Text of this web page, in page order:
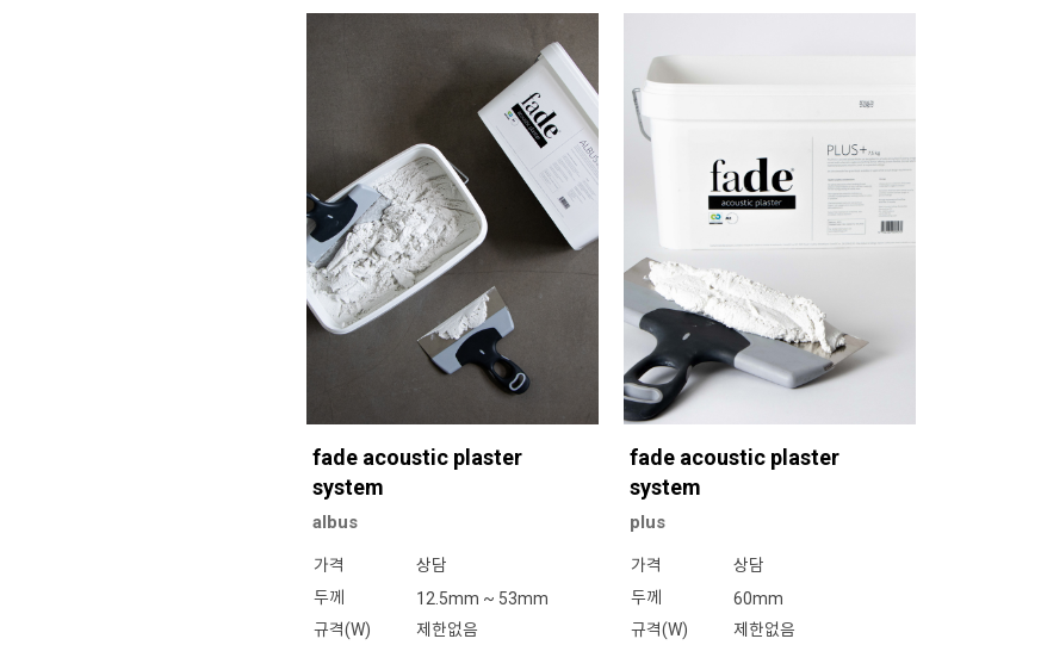
fade acoustic plaster
system
albus
가격
상담
두께
12.5mm ~ 53mm
규격(W)
제한없음
fade acoustic plaster
system
plus
가격
상담
두께
60mm
규격(W)
제한없음